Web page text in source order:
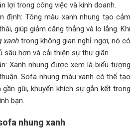
lợi trong công việc và kinh doanh.
định: Tông màu xanh nhung tạo cảm
giúp giảm căng thẳng và lo lắng. Khi
xanhtrong không gian nghỉ ngơi, nó có
sâu hơn và cải thiện sự thư giãn.
Xanh nhung được xem là biểu tượng
Sofa nhung màu xanh có thể tạo
gần gũi, khuyến khích sự gắn kết trong
bạn.
nhung xanh